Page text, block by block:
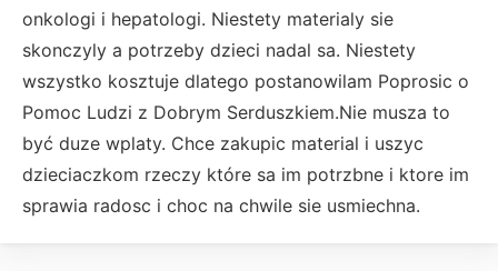
onkologi i hepatologi. Niestety materialy sie
skonczyly a potrzeby dzieci nadal sa. Niestety
wszystko kosztuje dlatego postanowilam Poprosic o
Pomoc Ludzi z Dobrym Serduszkiem.Nie musza to
być duze wplaty. Chce zakupic material i uszyc
dzieciaczkom rzeczy które sa im potrzbne i ktore im
sprawia radosc i choc na chwile sie usmiechna.